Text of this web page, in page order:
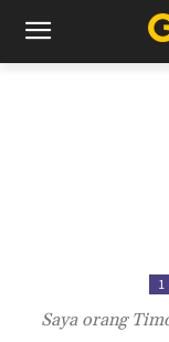
1
Saya orang